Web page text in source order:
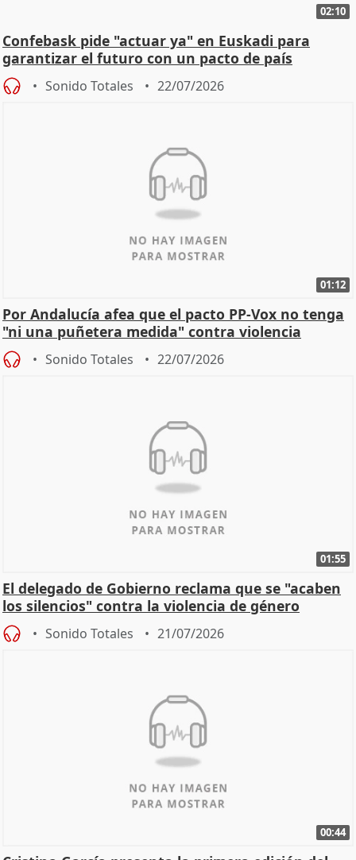
02:10
Confebask pide "actuar ya" en Euskadi para
garantizar el futuro con un pacto de país
Sonido Totales 22/07/2026
01:12
Por Andalucía afea que el pacto PP-Vox no tenga
"ni una puñetera medida" contra violencia
machista
Sonido Totales 22/07/2026
01:55
El delegado de Gobierno reclama que se "acaben
los silencios" contra la violencia de género
Sonido Totales 21/07/2026
00:44